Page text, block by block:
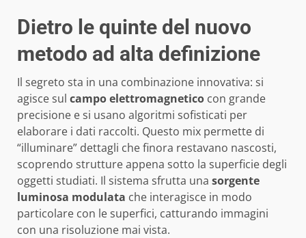
Dietro le quinte del nuovo
metodo ad alta definizione
Il segreto sta in una combinazione innovativa: si
agisce sul campo elettromagnetico con grande
precisione e si usano algoritmi sofisticati per
elaborare i dati raccolti. Questo mix permette di
“illuminare” dettagli che finora restavano nascosti,
scoprendo strutture appena sotto la superficie degli
oggetti studiati. Il sistema sfrutta una sorgente
luminosa modulata che interagisce in modo
particolare con le superfici, catturando immagini
con una risoluzione mai vista.